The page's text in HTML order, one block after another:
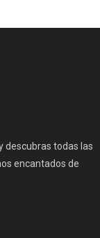
descubras todas las
encantados de